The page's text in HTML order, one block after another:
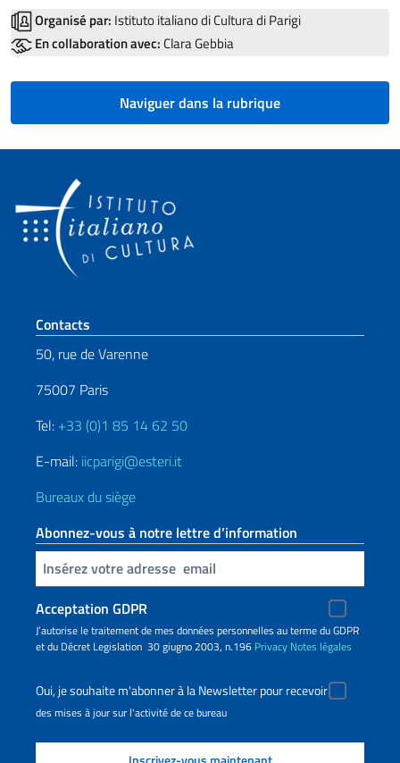
Organisé par: Istituto italiano di Cultura di Parigi
En collaboration avec: Clara Gebbia
Naviguer dans la rubrique
Section de pied de page
Contacts
50, rue de Varenne
75007 Paris
Tel: +33 (0)1 85 14 62 50
E-mail: iicparigi@esteri.it
Bureaux du siège
Abonnez-vous à notre lettre d’information
Insert your email
Acceptation GDPR
J’autorise le traitement de mes données personnelles au terme du GDPR
et du Décret Legislation 30 giugno 2003, n.196 Privacy Notes légales
Oui, je souhaite m'abonner à la Newsletter pour recevoir
des mises à jour sur l'activité de ce bureau